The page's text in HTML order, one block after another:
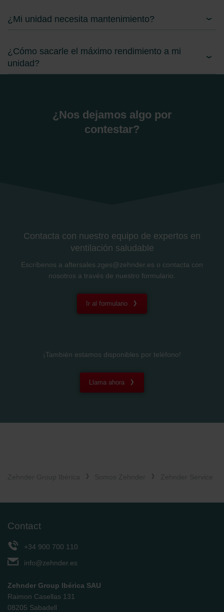
Zehnder Group Nederland bv: Privacyverklaringen
Zehnder Polska Sp. z o.o.: Oświadczenie o ochronie
danych Zehnder
¿Mi unidad necesita mantenimiento?
¿Cómo sacarle el máximo rendimiento a mi
unidad?
¿Nos dejamos algo por
contestar?
Contacta con nuestro equipo de expertos en
ventilación saludable
Escríbenos a aftersales.zges@zehnder.es o contacta con
nosotros a través de nuestro formulario.
Ir al formulario
¡También estamos disponibles por teléfono!
Llama ahora
Contact
+34 900 700 110
info@zehnder.es
Zehnder Group Ibérica SAU
Raimon Casellas 131
08205 Sabadell